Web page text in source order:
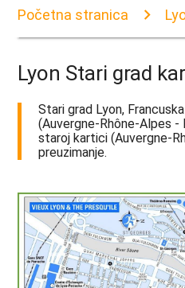
Početna stranica
Lyon Stari grad
Stari grad Lyon,
(Auvergne-Rhône-Alpes -
staroj kartici (Auvergne-
preuzimanje.